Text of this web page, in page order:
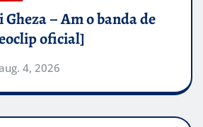
– Am o banda de
oficial]
4, 2026